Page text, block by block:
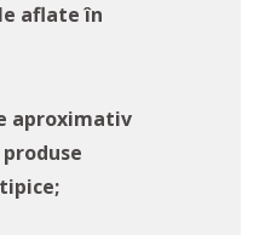
aflate în
aproximativ